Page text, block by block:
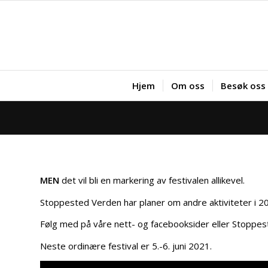
Hjem Om oss Besøk oss
MEN det vil bli en markering av festivalen allikevel.
Stoppested Verden har planer om andre aktiviteter i
Følg med på våre nett- og facebooksider eller
Neste ordinære festival er 5.-6. juni 2021.